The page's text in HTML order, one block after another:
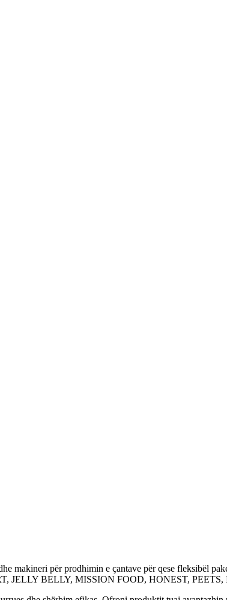
makineri për prodhimin e çantave për qese fleksibël
JELLY BELLY, MISSION FOOD, HONEST,